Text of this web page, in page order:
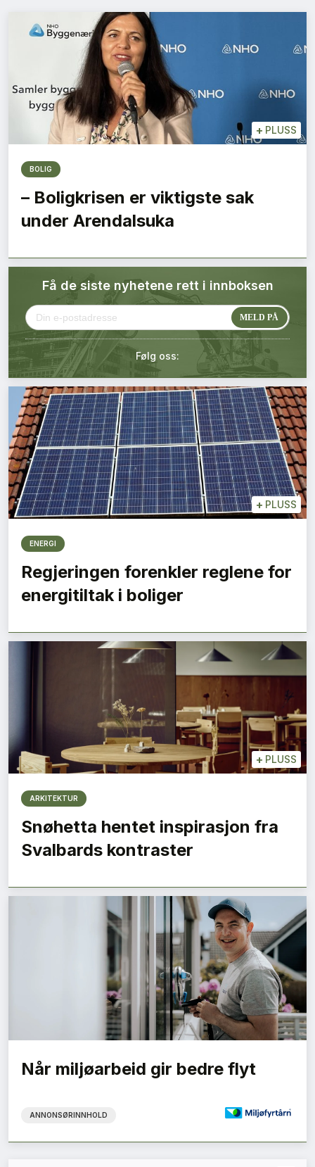
Eiendom
Tips redaksjonen
Annonsering
Abonnement Pluss
Kontakt oss
Login
+ PLUSS
BOLIG
– Boligkrisen er viktigste sak
under Arendalsuka
Få de siste nyhetene rett i innboksen
Følg oss:
+ PLUSS
ENERGI
Regjeringen forenkler reglene for
energitiltak i boliger
+ PLUSS
ARKITEKTUR
Snøhetta hentet inspirasjon fra
Svalbards kontraster
Når miljøarbeid gir bedre flyt
ANNONSØRINNHOLD